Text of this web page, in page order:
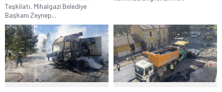
Teşkilatı, Mihalgazi Belediye
Başkanı Zeynep...